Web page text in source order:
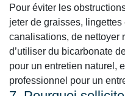
Pour éviter les
jeter de graisses,
canalisations, de nettoyer
d’utiliser du bicarbonate
pour un entretien naturel,
professionnel pour un